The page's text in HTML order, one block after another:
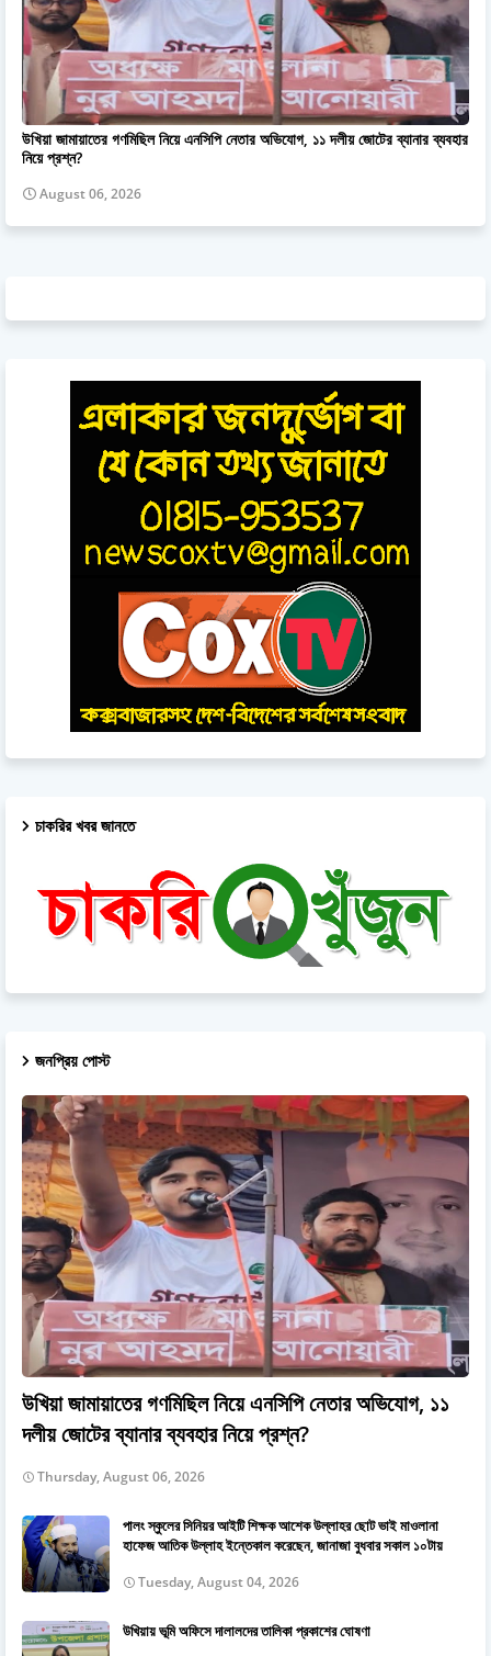
উখিয়া জামায়াতের গণমিছিল নিয়ে এনসিপি নেতার অভিযোগ, ১১ দলীয় জোটের ব্যানার ব্যবহার
নিয়ে প্রশ্ন?
August 06, 2026
চাকরির খবর জানতে
জনপ্রিয় পোস্ট
উখিয়া জামায়াতের গণমিছিল নিয়ে এনসিপি নেতার অভিযোগ, ১১
দলীয় জোটের ব্যানার ব্যবহার নিয়ে প্রশ্ন?
Thursday, August 06, 2026
পালং স্কুলের সিনিয়র আইটি শিক্ষক আশেক উল্লাহর ছোট ভাই মাওলানা
হাফেজ আতিক উল্লাহ ইন্তেকাল করেছেন, জানাজা বুধবার সকাল ১০টায়
Tuesday, August 04, 2026
উখিয়ায় ভূমি অফিসে দালালদের তালিকা প্রকাশের ঘোষণা